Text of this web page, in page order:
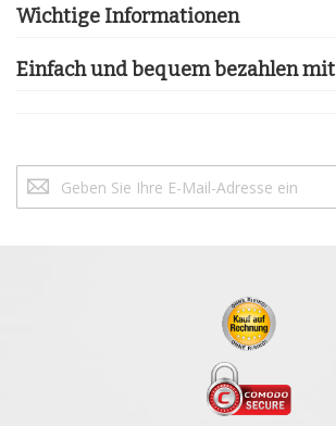
Wichtige Informationen
Einfach und bequem bezahlen mit
Sie
sich